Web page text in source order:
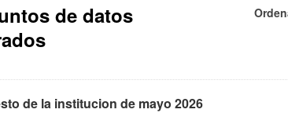
de datos
de la institucion de mayo 2026